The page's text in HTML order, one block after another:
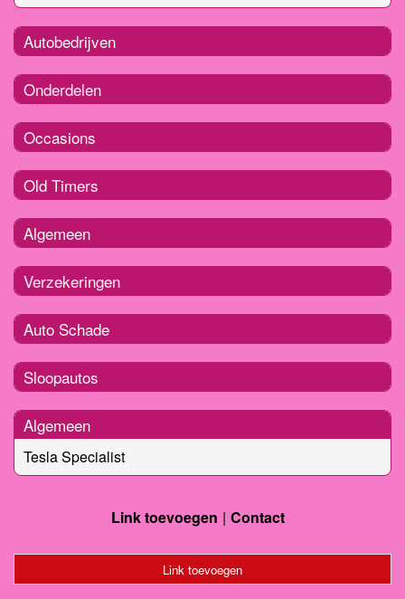
Autobedrijven
Onderdelen
Occasions
Old Timers
Algemeen
Verzekeringen
Auto Schade
Sloopautos
Algemeen
Tesla Specialist
Link toevoegen Contact
Link toevoegen